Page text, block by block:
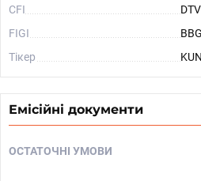
CFI
FIGI
Тікер
Емісійні документи
ОСТАТОЧНІ УМОВИ